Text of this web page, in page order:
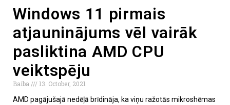
Windows 11 pirmais
atjauninājums vēl vairāk
pasliktina AMD CPU
veiktspēju
Baiba
13. October, 2021
AMD pagājušajā nedēļā brīdināja, ka viņu ražotās mikroshēmas